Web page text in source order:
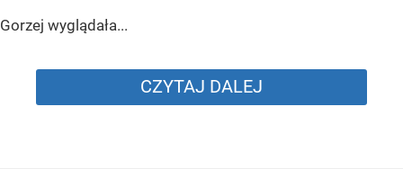
Gorzej wyglądała...
CZYTAJ DALEJ